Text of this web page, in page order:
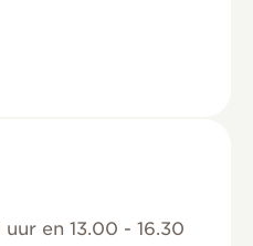
en 13.00 - 16.30